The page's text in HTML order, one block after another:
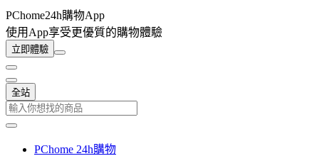
PChome24h購物App
使用App享受更優質的購物體驗
立即體驗
全站
PChome 24h購物